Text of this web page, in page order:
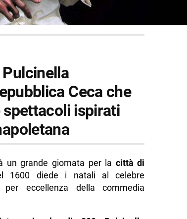
Ceca che
spettacoli ispirati
un grande giornata per la città di
1600 diede i natali al celebre
eccellenza della commedia